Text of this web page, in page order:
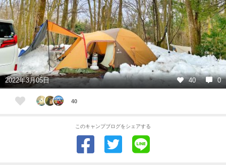
2022年3月05日 40 0
40
このキャンプブログをシェアする